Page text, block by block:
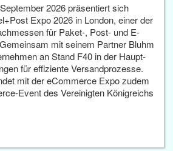
2026 präsentiert sich
Expo 2026 in London, einer der
für Paket-, Post- und E-
mit seinem Partner Bluhm
an Stand F40 in der Haupt­
für effiziente Versandprozesse.
mit der eCommerce Expo zudem
Event des Vereinigten Königreichs